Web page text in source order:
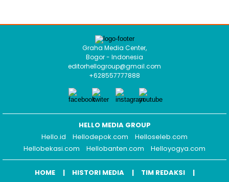
Graha Media Center,
Bogor - Indonesia
editorhellogroup@gmail.com
+628557777888
HELLO MEDIA GROUP
Hello.id
Hellodepok.com
Helloseleb.com
Hellobekasi.com
Hellobanten.com Helloyogya.com
HOME HISTORI MEDIA
TIM REDAKSI